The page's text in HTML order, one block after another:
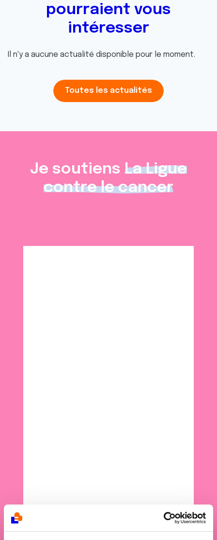
pourraient vous
intéresser
Il n'y a aucune actualité disponible pour le moment.
Toutes les actualités
Je soutiens La Ligue
contre le cancer